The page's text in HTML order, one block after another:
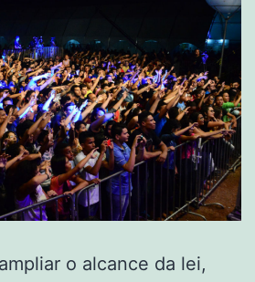
o alcance da lei,